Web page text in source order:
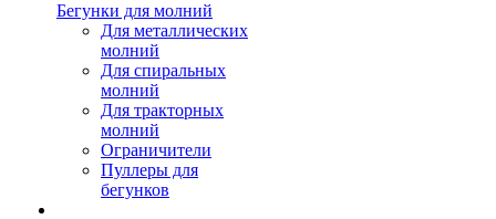
Бегунки для молний
Для металлических
молний
Для спиральных
молний
Для тракторных
молний
Ограничители
Пуллеры для
бегунков